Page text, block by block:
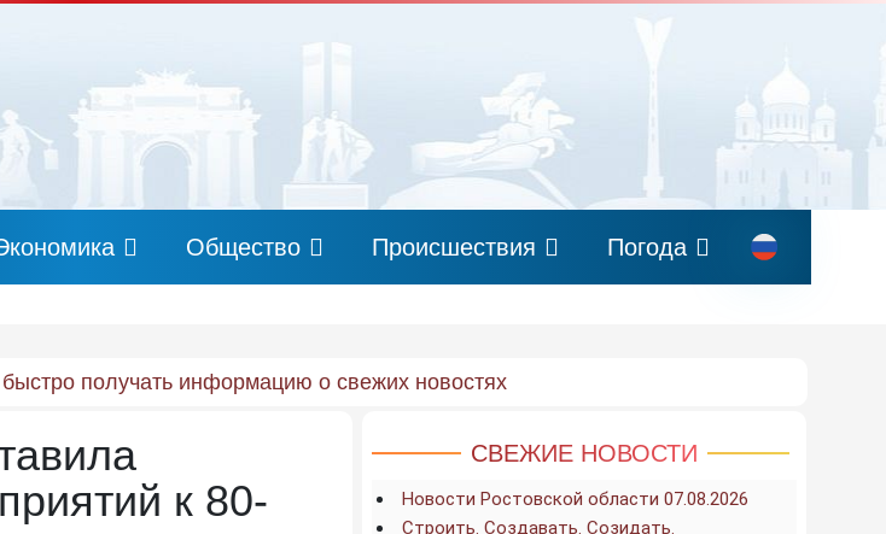
Общество Происшествия Погода
получать информацию о свежих новостях
к 80-
СВЕЖИЕ НОВОСТИ
Новости Ростовской области 07.08.2026
Строить. Создавать. Созидать.